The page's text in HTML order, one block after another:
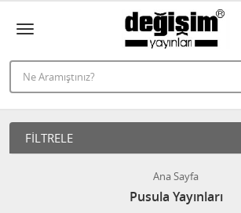
FILTRELE
Ana Sayfa
Pusula Yayınları